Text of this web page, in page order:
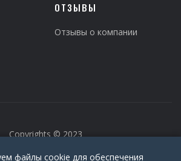
ОТЗЫВЫ
Отзывы о компании
Copyrights © 2023
файлы cookie для обеспечения